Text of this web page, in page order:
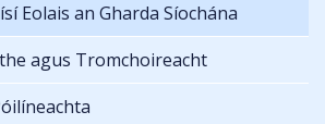
Eolais an Gharda Síochána
agus Tromchoireacht